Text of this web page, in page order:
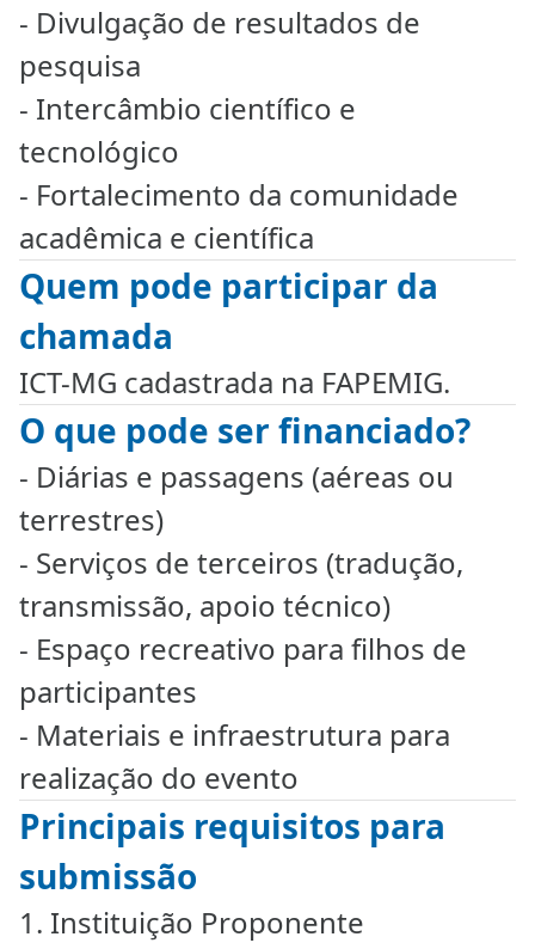
- Divulgação de resultados de
pesquisa
- Intercâmbio científico e
tecnológico
- Fortalecimento da comunidade
acadêmica e científica
Quem pode participar da
chamada
ICT-MG cadastrada na FAPEMIG.
O que pode ser financiado?
- Diárias e passagens (aéreas ou
terrestres)
- Serviços de terceiros (tradução,
transmissão, apoio técnico)
- Espaço recreativo para filhos de
participantes
- Materiais e infraestrutura para
realização do evento
Principais requisitos para
submissão
1. Instituição Proponente